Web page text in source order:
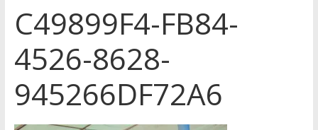
C49899F4-FB84-
4526-8628-
945266DF72A6